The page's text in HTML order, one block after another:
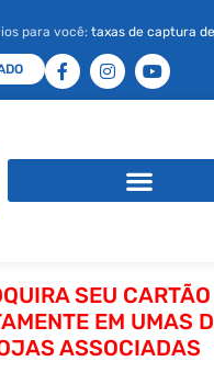
para você: taxas de captura
SEU CARTÃO
EM UMAS
ASSOCIADAS